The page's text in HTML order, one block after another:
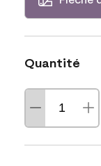
Quantité